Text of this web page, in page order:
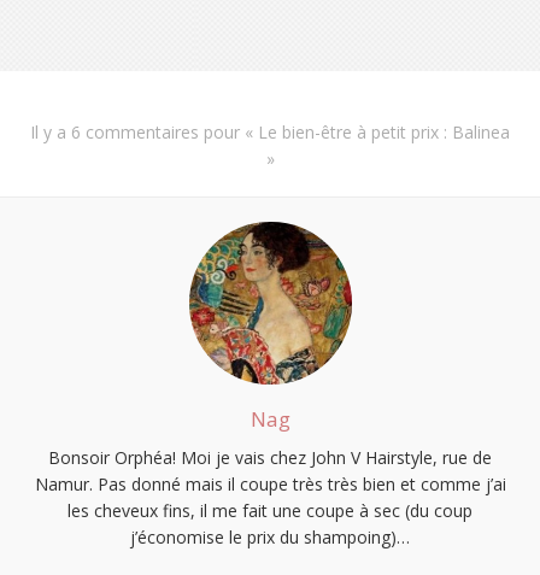
Il y a 6 commentaires pour « Le bien-être à petit prix : Balinea
»
Nag
Bonsoir Orphéa! Moi je vais chez John V Hairstyle, rue de
Namur. Pas donné mais il coupe très très bien et comme j’ai
les cheveux fins, il me fait une coupe à sec (du coup
j’économise le prix du shampoing)…